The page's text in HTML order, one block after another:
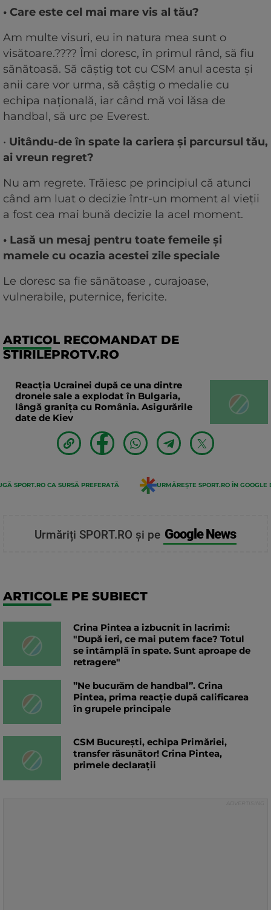
• Care este cel mai mare vis al tău?
Am multe visuri, eu in natura mea sunt o
visătoare.???? Îmi doresc, în primul rând, să fiu
sănătoasă. Să câștig tot cu CSM anul acesta și
anii care vor urma, să câștig o medalie cu
echipa națională, iar când mă voi lăsa de
handbal, să urc pe Everest.
• Uitându-de în spate la cariera și parcursul tău,
ai vreun regret?
Nu am regrete. Trăiesc pe principiul că atunci
când am luat o decizie într-un moment al vieții
a fost cea mai bună decizie la acel moment.
• Lasă un mesaj pentru toate femeile și
mamele cu ocazia acestei zile speciale
Le doresc sa fie sănătoase , curajoase,
vulnerabile, puternice, fericite.
ARTICOL RECOMANDAT DE
STIRILEPROTV.RO
Reacția Ucrainei după ce una dintre
dronele sale a explodat în Bulgaria,
lângă granița cu România. Asigurările
date de Kiev
SPORT.RO CA SURSĂ PREFERATĂ URMĂREȘTE SPORT.RO ÎN GOOGLE
Urmăriți SPORT.RO și pe Google News
ARTICOLE PE SUBIECT
Crina Pintea a izbucnit în lacrimi:
"După ieri, ce mai putem face? Totul
se întâmplă în spate. Sunt aproape de
retragere"
”Ne bucurăm de handbal”. Crina
Pintea, prima reacție după calificarea
în grupele principale
CSM București, echipa Primăriei,
transfer răsunător! Crina Pintea,
primele declarații